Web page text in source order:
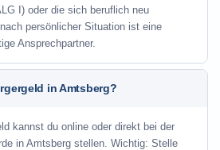
I) oder die sich beruflich neu
persönlicher Situation ist eine
Ansprechpartner.
in Amtsberg?
kannst du online oder direkt bei der
in Amtsberg stellen. Wichtig: Stelle